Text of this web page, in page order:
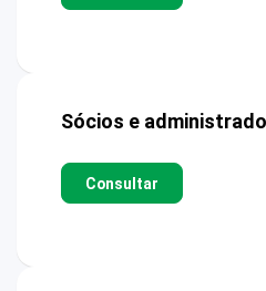
Sócios e
Consultar